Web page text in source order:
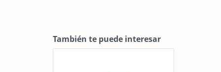
También te puede interesar